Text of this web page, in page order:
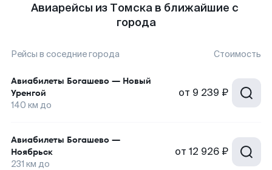
Авиарейсы из Томска в ближайшие с
города
Рейсы в соседние города Стоимость
Авиабилеты Богашево — Новый
Уренгой
140 км до
от 9 239 ₽
Авиабилеты Богашево —
Ноябрьск
231 км до
от 12 926 ₽